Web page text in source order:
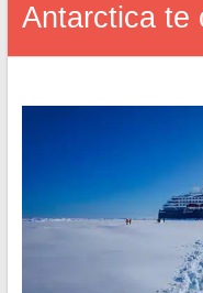
Antarctica te